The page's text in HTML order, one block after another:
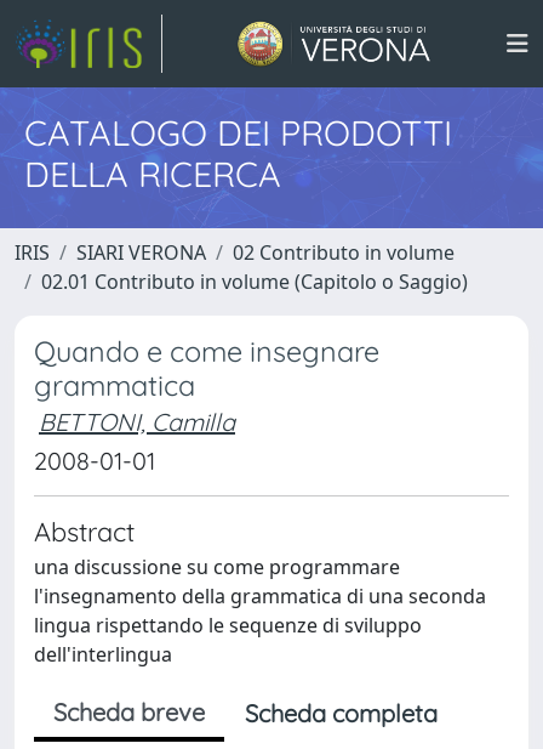
CATALOGO DEI PRODOTTI
DELLA RICERCA
IRIS SIARI VERONA
02 Contributo in volume
02.01 Contributo in volume (Capitolo o Saggio)
Quando e come insegnare
grammatica
BETTONI, Camilla
2008-01-01
Abstract
una discussione su come programmare
l'insegnamento della grammatica di una seconda
lingua rispettando le sequenze di sviluppo
dell'interlingua
Scheda breve
Scheda completa